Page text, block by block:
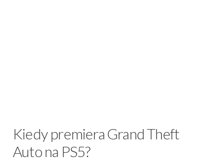
Kiedy premiera Grand Theft
Auto na PS5?